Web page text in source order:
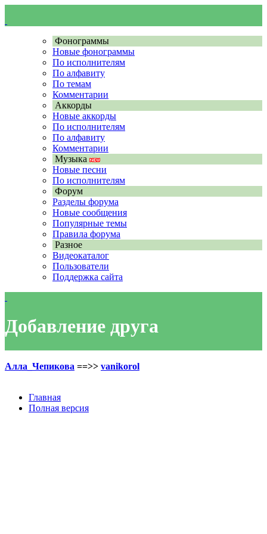
Фонограммы
Новые фонограммы
По исполнителям
По алфавиту
По темам
Комментарии
Аккорды
Новые аккорды
По исполнителям
По алфавиту
Комментарии
Музыка
Новые песни
По исполнителям
Форум
Разделы форума
Новые сообщения
Популярные темы
Правила форума
Разное
Видеокаталог
Пользователи
Поддержка сайта
Добавление друга
Алла_Чепикова ==>> vanikorol
Главная
Полная версия